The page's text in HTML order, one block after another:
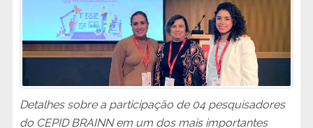
Detalhes sobre a participação de 04 pesquisadores
do CEPID BRAINN em um dos mais importantes